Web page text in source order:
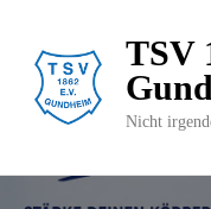
TSV
Nicht